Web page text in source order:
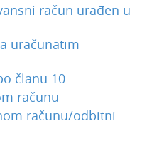
račun urađen u
uračunatim
članu 10
računu
računu/odbitni